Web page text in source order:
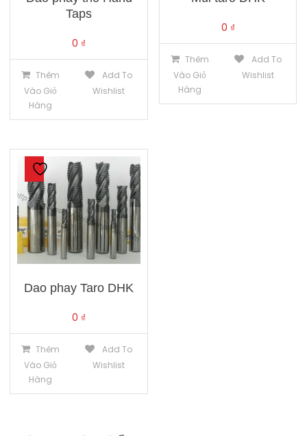
Taps
0 ₫
Thêm
Vào Giỏ
Hàng
Add To
Wishlist
0 ₫
Thêm
Vào Giỏ
Hàng
Add To
Wishlist
Dao phay Taro DHK
0 ₫
Thêm
Vào Giỏ
Hàng
Add To
Wishlist